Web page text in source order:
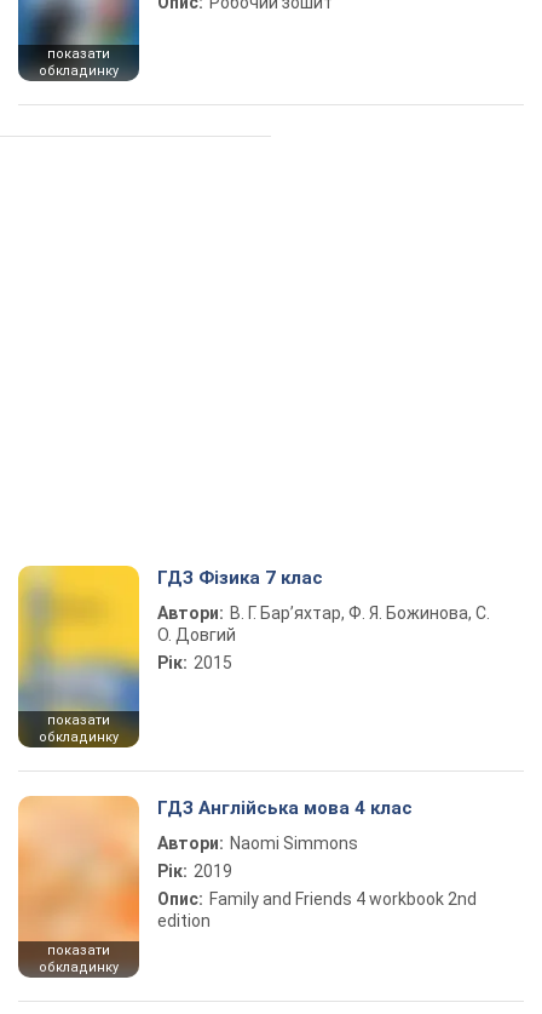
показати
обкладинку
показати
обкладинку
ГДЗ Фізика 7 клас
Автори: В. Г. Бар’яхтар, Ф. Я. Божинова, С.
О. Довгий
Рік: 2015
показати
обкладинку
ГДЗ Англійська мова 4 клас
Автори: Naomi Simmons
Рік: 2019
Опис: Family and Friends 4 workbook 2nd
edition